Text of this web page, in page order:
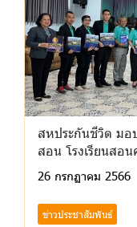
สหประกันชีวิต มอ
สอน โรงเรียนสอ
26 กรกฏาคม 2566
ข่าวประชาสัมพันธ์